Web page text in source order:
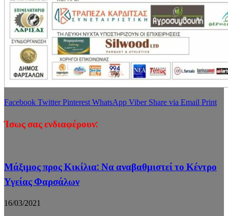
Facebook Twitter Pinterest WhatsApp Viber Share via Email Print
Ίσως σας ενδιαφέρουν:
Μάξιμος προς Κικίλια: Να αναβαθμιστεί το Κέντρο
Υγείας Φαρσάλων
16/03/2021